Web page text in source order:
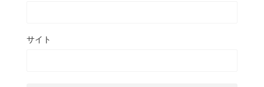
サイト